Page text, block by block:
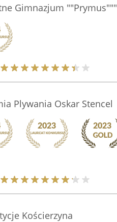
Gimnazjum ""Prymus"""
Plywania Oskar Stencel
Kościerzyna